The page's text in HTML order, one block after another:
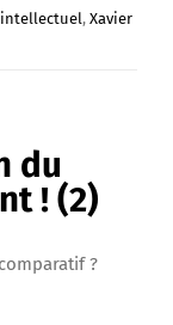
, Xavier
du
! (2)
?